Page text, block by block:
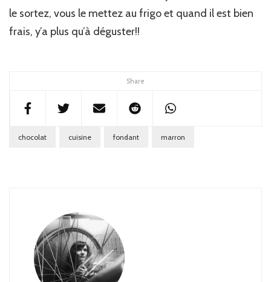
Share
le sortez, vous le mettez au frigo et quand il est bien
frais, y’a plus qu’à déguster!!
chocolat cuisine fondant marron